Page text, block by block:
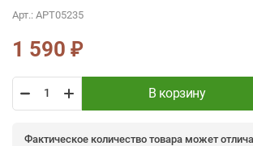
Арт.: АРТ05235
Фактическое количество товара может
1 590 ₽
В корзину